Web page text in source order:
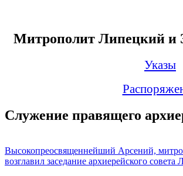
Митрополит Липецкий и
Указы
Служение правящего
Высокопреосвященнейший Арсений,
возглавил заседание архиерейского